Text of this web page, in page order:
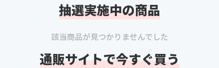
抽選実施中の商品
該当商品が見つかりませんでした
通販サイトで今すぐ買う